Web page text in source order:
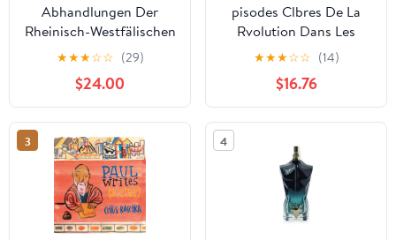
Abhandlungen Der
Rheinisch-Westfälischen
Das Sonett Les
Grenades Von Paul
Valéry, Book 46,
(Paperback)
★★★☆☆ (29)
$24.00
pisodes Clbres De La
Rvolution Dans Les
Provinces . French
Edition Paperback
1012606961
9781012606961 Paul
Chastan, Honore
Bondilh, Jules Deretz
★★★☆☆ (14)
$16.76
3 4